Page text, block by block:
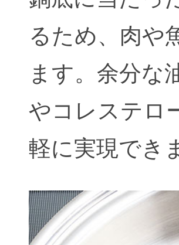
るため、肉や
ます。余分な
やコレステロ
軽に実現でき